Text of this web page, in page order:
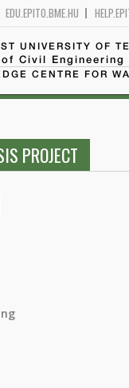
EDU.EPITO.BME.HU
UNIVERSITY OF
Civil Engineering
CENTRE FOR
PROJECT